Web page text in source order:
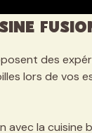
des
lors de vos
avec la cuisine